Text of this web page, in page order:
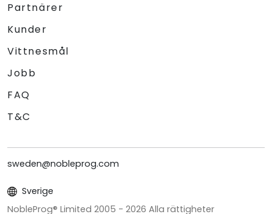
Partnärer
Kunder
Vittnesmål
Jobb
FAQ
T&C
sweden@nobleprog.com
Sverige
NobleProg® Limited 2005 - 2026 Alla rättigheter